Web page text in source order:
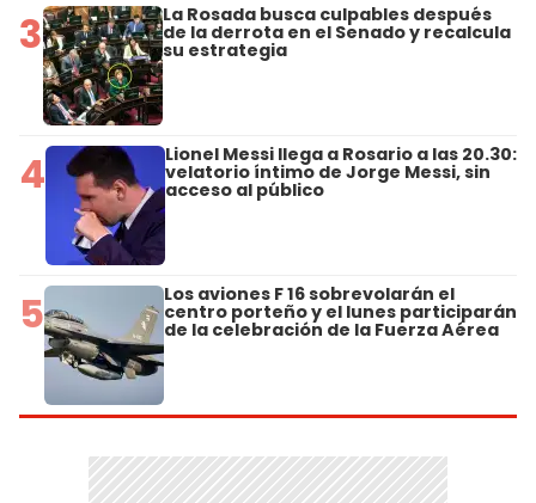
3 La Rosada busca culpables después
de la derrota en el Senado y recalcula
su estrategia
4 Lionel Messi llega a Rosario a las 20.30:
velatorio íntimo de Jorge Messi, sin
acceso al público
5 Los aviones F 16 sobrevolarán el
centro porteño y el lunes participarán
de la celebración de la Fuerza Aérea